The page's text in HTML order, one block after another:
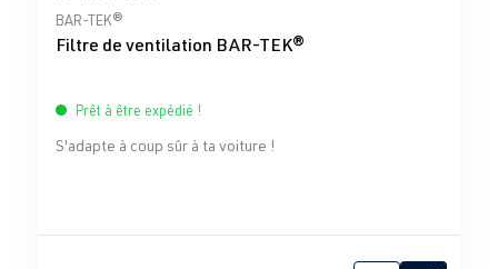
Note moyenne de 5 sur 5 étoiles
BAR-TEK®
Filtre de ventilation BAR-TEK®
Prêt à être expédié !
S'adapte à coup sûr à ta voiture !